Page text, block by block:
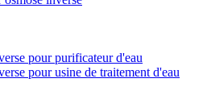
pour purificateur d'eau
pour usine de traitement d'eau